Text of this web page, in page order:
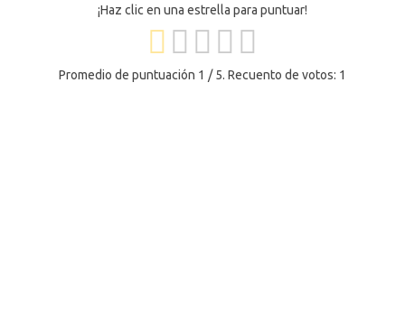
¡Haz clic en una estrella para puntuar!
Promedio de puntuación 1 / 5. Recuento de votos: 1